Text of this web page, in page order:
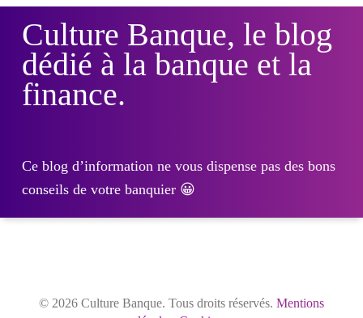
Culture Banque, le blog
dédié à la banque et la
finance.
Ce blog d’information ne vous dispense pas des bons
conseils de votre banquier 😀
© 2026 Culture Banque. Tous droits réservés. Mentions